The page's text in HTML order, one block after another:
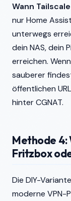
Wann
nur Home
unterwegs
dein NAS, dein
erreichen.
sauberer
öffentlichen
hinter CGNAT.
Methode 4:
Fritzbox
Die DIY-
moderne VPN-